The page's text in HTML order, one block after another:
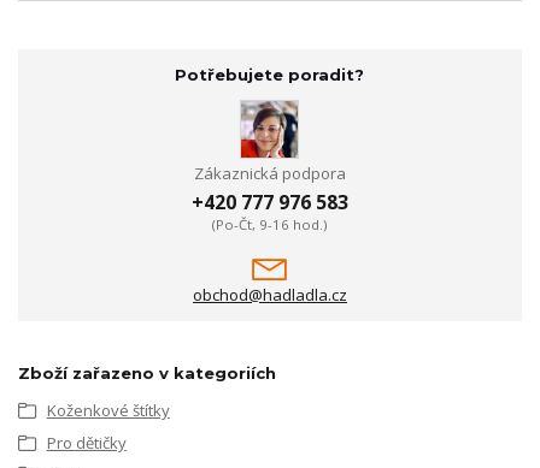
Potřebujete poradit?
Zákaznická podpora
+420 777 976 583
(Po-Čt, 9-16 hod.)
obchod@hadladla.cz
Zboží zařazeno v kategoriích
Koženkové štítky
Pro dětičky